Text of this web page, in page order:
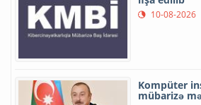
10-08-2026
Kompüter
mübarizə